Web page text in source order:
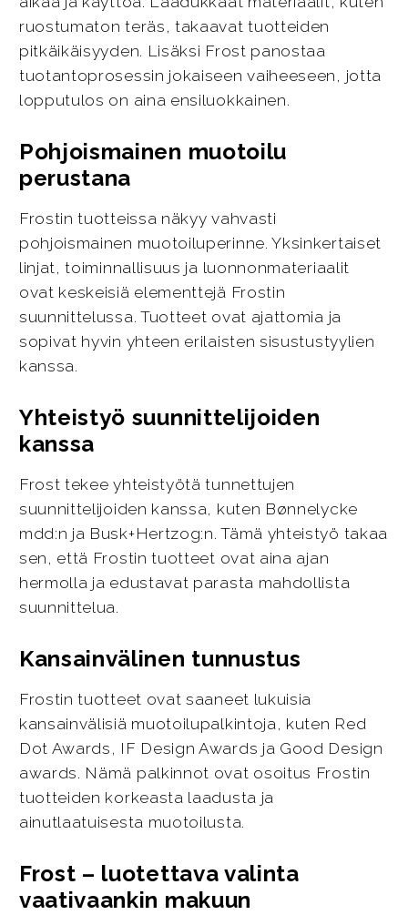
ruostumaton teräs, takaavat tuotteiden
pitkäikäisyyden. Lisäksi Frost panostaa
tuotantoprosessin jokaiseen vaiheeseen, jotta
lopputulos on aina ensiluokkainen.
Pohjoismainen muotoilu
perustana
Frostin tuotteissa näkyy vahvasti
pohjoismainen muotoiluperinne. Yksinkertaiset
linjat, toiminnallisuus ja luonnonmateriaalit
ovat keskeisiä elementtejä Frostin
suunnittelussa. Tuotteet ovat ajattomia ja
sopivat hyvin yhteen erilaisten sisustustyylien
kanssa.
Yhteistyö suunnittelijoiden
kanssa
Frost tekee yhteistyötä tunnettujen
suunnittelijoiden kanssa, kuten Bønnelycke
mdd:n ja Busk+Hertzog:n. Tämä yhteistyö takaa
sen, että Frostin tuotteet ovat aina ajan
hermolla ja edustavat parasta mahdollista
suunnittelua.
Kansainvälinen tunnustus
Frostin tuotteet ovat saaneet lukuisia
kansainvälisiä muotoilupalkintoja, kuten Red
Dot Awards, IF Design Awards ja Good Design
awards. Nämä palkinnot ovat osoitus Frostin
tuotteiden korkeasta laadusta ja
ainutlaatuisesta muotoilusta.
Frost – luotettava valinta
vaativaankin makuun